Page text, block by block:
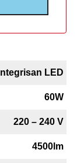
Integrisan LED
60W
220 – 240 V
4500lm